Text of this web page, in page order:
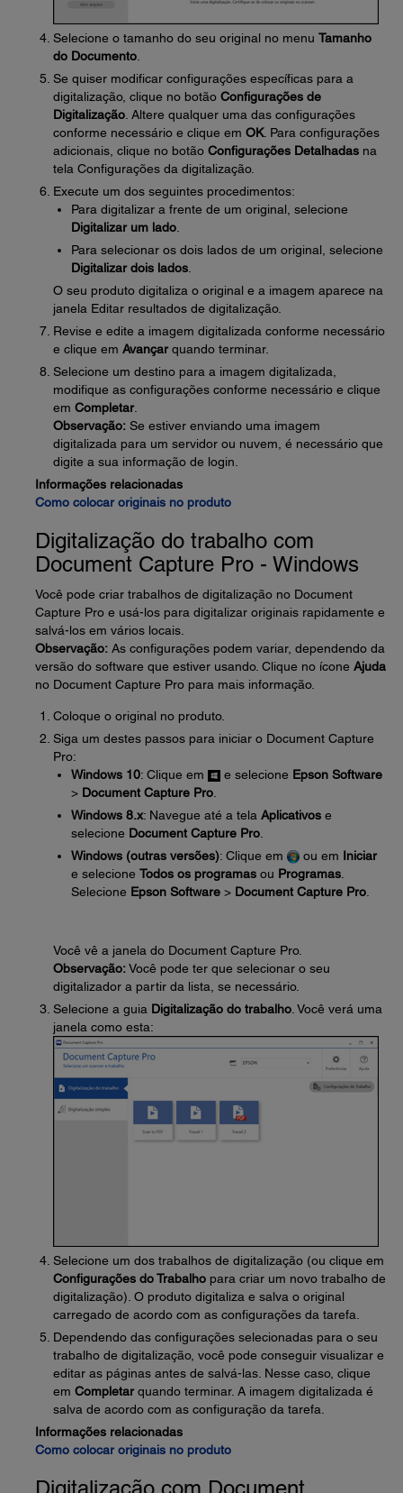
Selecione o tamanho do seu original no menu Tamanho
do Documento
Se quiser modificar configurações específicas para a
digitalização, clique no botão Configurações de
Digitalização . Altere qualquer uma das configurações
conforme necessário e clique em OK. Para configurações
adicionais, clique no botão Configurações Detalhadas na
tela Configurações da digitalização.
Execute um dos seguintes procedimentos:
Para digitalizar a frente de um original, selecione
Digitalizar um lado
Para selecionar os dois lados de um original, selecione
Digitalizar dois lados
O seu produto digitaliza o original e a imagem aparece na
janela Editar resultados de digitalização.
Revise e edite a imagem digitalizada conforme necessário
e clique em Avançarquando terminar.
Selecione um destino para a imagem digitalizada,
modifique as configurações conforme necessário e clique
em Completar.
Observação: Se estiver enviando uma imagem
digitalizada para um servidor ou nuvem, é necessário que
digite a sua informação de login.
Informações relacionadas
Como colocar originais no produto
Digitalização do trabalho com
Document Capture Pro - Windows
Você pode criar trabalhos de digitalização no Document
Capture Pro e usá-los para digitalizar originais rapidamente e
salvá-los em vários locais.
Observação: As configurações podem variar, dependendo da
versão do software que estiver usando. Clique no ícone Ajuda
no Document Capture Pro para mais informação.
Coloque o original no produto.
Siga um destes passos para iniciar o Document Capture
Pro:
Windows 10: Clique em e selecione Epson Software
> Document Capture Pro
Windows 8.x: Navegue até a tela Aplicativos e
selecione Document Capture Pro
Windows (outras versões): Clique em ou em Iniciar
e selecione Todos os programas ou Programas
Selecione Epson Software > Document Capture Pro
Você vê a janela do Document Capture Pro.
Observação:Você pode ter que selecionar o seu
digitalizador a partir da lista, se necessário.
Selecione a guia Digitalização do trabalho . Você verá uma
janela como esta:
Selecione um dos trabalhos de digitalização (ou clique em
Configurações do Trabalho para criar um novo trabalho de
digitalização). O produto digitaliza e salva o original
carregado de acordo com as configurações da tarefa.
Dependendo das configurações selecionadas para o seu
trabalho de digitalização, você pode conseguir visualizar e
editar as páginas antes de salvá-las. Nesse caso, clique
em Completarquando terminar. A imagem digitalizada é
salva de acordo com as configuração da tarefa.
Informações relacionadas
Como colocar originais no produto
Digitalização com Document